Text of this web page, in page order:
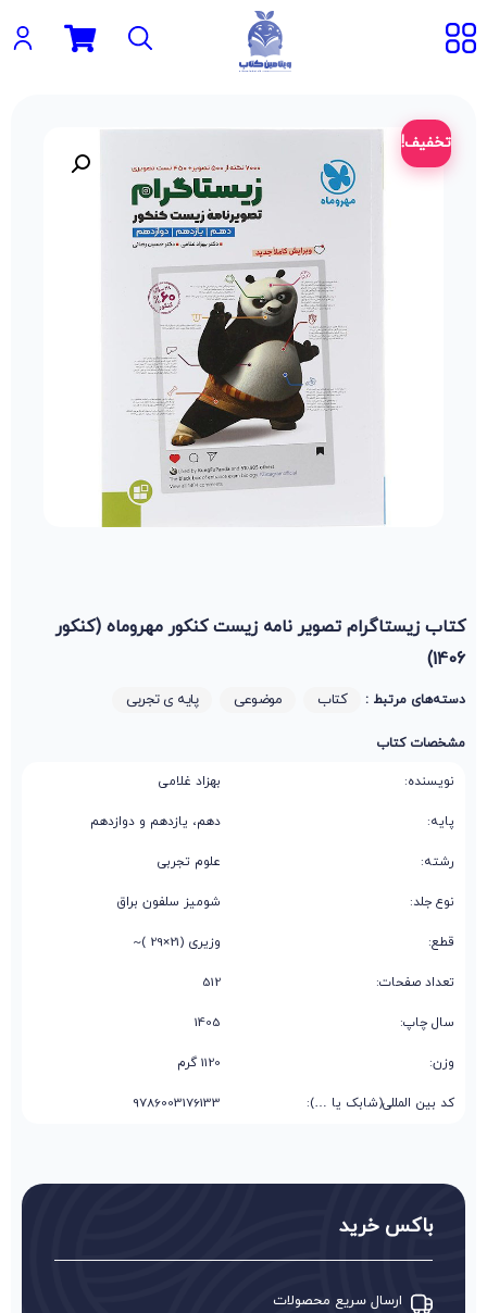
تخفیف!
کتاب زیستاگرام تصویر نامه زیست کنکور مهروماه (کنکور
1406)
دسته‌های مرتبط : کتاب موضوعی پایه ی تجربی
مشخصات کتاب
نویسنده: بهزاد غلامی
پایه: دهم، یازدهم و دوازدهم
رشته: علوم تجربی
نوع جلد: شومیز سلفون براق
قطع: وزیری (21×29 )~
تعداد صفحات: 512
سال چاپ: 1405
وزن: 1120 گرم
کد بین المللی(شابک یا …): 9786003176133
باکس خرید
ارسال سریع محصولات